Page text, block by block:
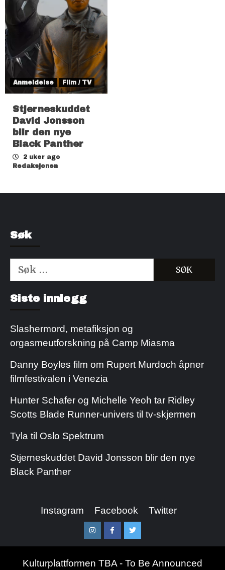
Anmeldelse Film / TV
Stjerneskuddet
David Jonsson
blir den nye
Black Panther
2 uker ago
Redaksjonen
Søk
Søk
etter:
Siste innlegg
Slashermord, metafiksjon og
orgasmeutforskning på Camp Miasma
Danny Boyles film om Rupert Murdoch åpner
filmfestivalen i Venezia
Hunter Schafer og Michelle Yeoh tar Ridley
Scotts Blade Runner-univers til tv-skjermen
Tyla til Oslo Spektrum
Stjerneskuddet David Jonsson blir den nye
Black Panther
Instagram Facebook Twitter
InstagramFacebookTwitter
Kulturplattformen TBA - To Be Announced